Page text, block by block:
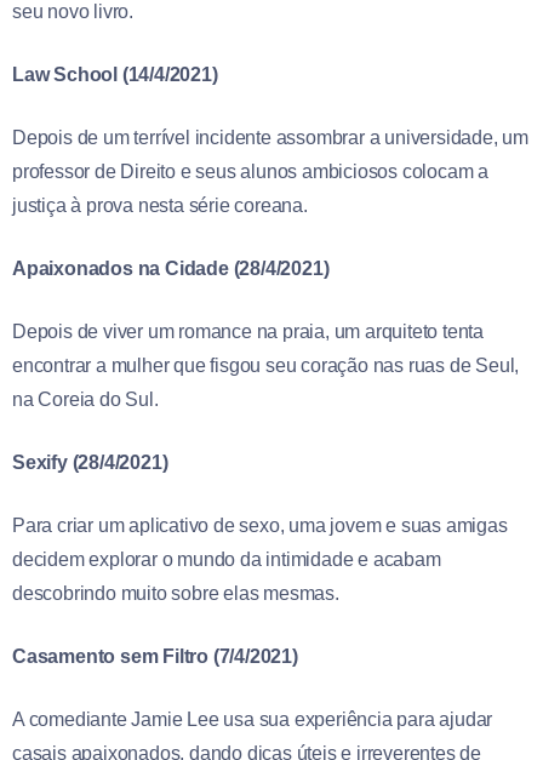
seu novo livro.
Law School (14/4/2021)
Depois de um terrível incidente assombrar a universidade, um
professor de Direito e seus alunos ambiciosos colocam a
justiça à prova nesta série coreana.
Apaixonados na Cidade (28/4/2021)
Depois de viver um romance na praia, um arquiteto tenta
encontrar a mulher que fisgou seu coração nas ruas de Seul,
na Coreia do Sul.
Sexify (28/4/2021)
Para criar um aplicativo de sexo, uma jovem e suas amigas
decidem explorar o mundo da intimidade e acabam
descobrindo muito sobre elas mesmas.
Casamento sem Filtro (7/4/2021)
A comediante Jamie Lee usa sua experiência para ajudar
casais apaixonados, dando dicas úteis e irreverentes de